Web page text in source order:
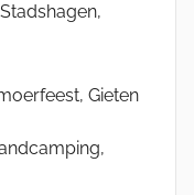
Gieten